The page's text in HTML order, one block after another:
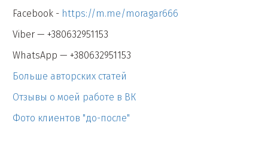
Facebook - https://m.me/moragar666
Viber — +380632951153
WhatsApp — +380632951153
Больше авторских статей
Отзывы о моей работе в ВК
Фото клиентов "до-после"